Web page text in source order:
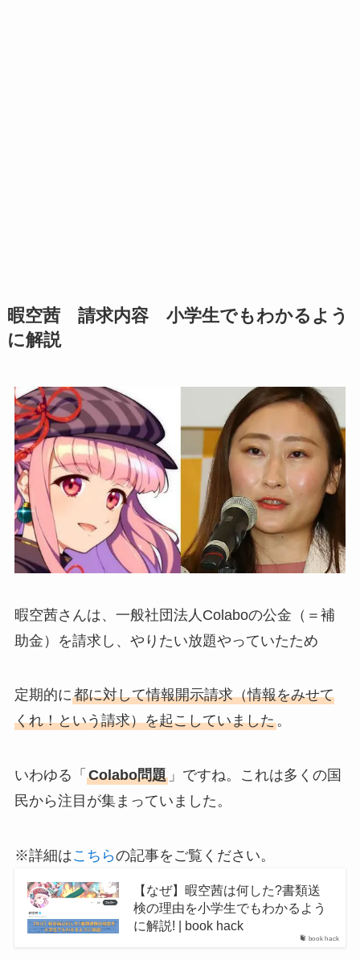
暇空茜 請求内容 小学生でもわかるよう
に解説
暇空茜さんは、一般社団法人Colaboの公金（＝補
助金）を請求し、やりたい放題やっていたため
定期的に都に対して情報開示請求（情報をみせて
くれ！という請求）を起こしていました。
いわゆる「 Colabo問題」ですね。これは多くの国
民から注目が集まっていました。
※詳細はこちらの記事をご覧ください。
book hack
【なぜ】暇空茜は何した?書類送
検の理由を小学生でもわかるよう
に解説! | book hack